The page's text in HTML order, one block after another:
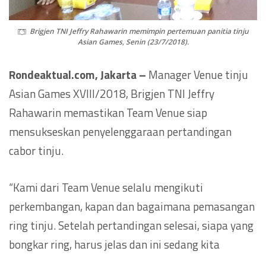
Brigjen TNI Jeffry Rahawarin memimpin pertemuan panitia tinju
Asian Games, Senin (23/7/2018).
Rondeaktual.com, Jakarta – Manager Venue tinju
Asian Games XVIII/2018, Brigjen TNI Jeffry
Rahawarin memastikan Team Venue siap
mensukseskan penyelenggaraan pertandingan
cabor tinju.
“Kami dari Team Venue selalu mengikuti
perkembangan, kapan dan bagaimana pemasangan
ring tinju. Setelah pertandingan selesai, siapa yang
bongkar ring, harus jelas dan ini sedang kita